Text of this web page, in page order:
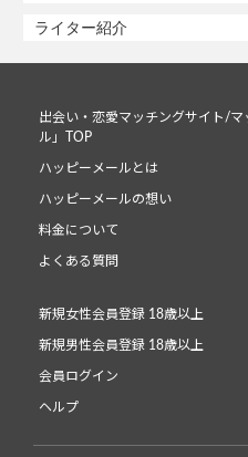
ライター紹介
出会い・恋愛マッチングサイト/
ル」TOP
ハッピーメールとは
ハッピーメールの想い
料金について
よくある質問
新規女性会員登録 18歳以上
新規男性会員登録 18歳以上
会員ログイン
ヘルプ